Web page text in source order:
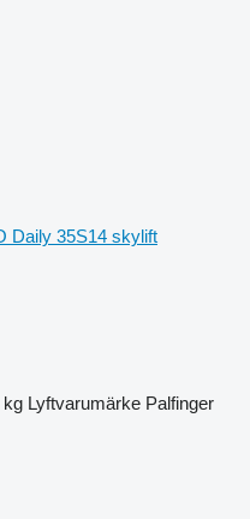
Daily 35S14 skylift
kg Lyftvarumärke Palfinger